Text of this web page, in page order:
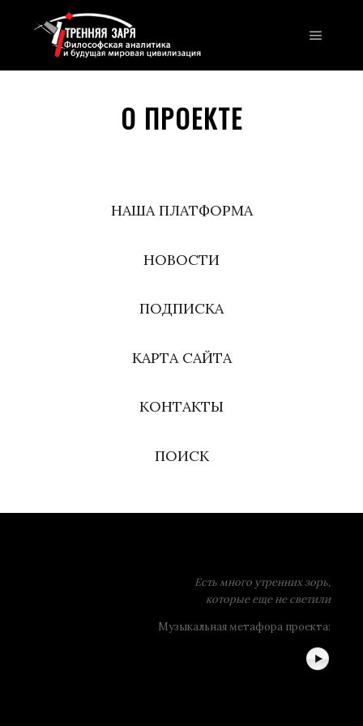
О ПРОЕКТЕ
НАША ПЛАТФОРМА
НОВОСТИ
ПОДПИСКА
КАРТА САЙТА
КОНТАКТЫ
ПОИСК
Есть много утренних зорь,
которые еще не светили
Музыкальная метафора проекта: